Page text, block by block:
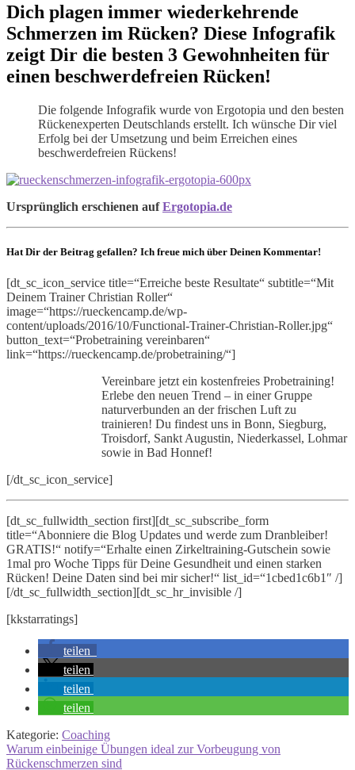
Dich plagen immer wiederkehrende
Schmerzen im Rücken? Diese Infografik
zeigt Dir die besten 3 Gewohnheiten für
einen beschwerdefreien Rücken!
Die folgende Infografik wurde von Ergotopia und den besten
Rückenexperten Deutschlands erstellt. Ich wünsche Dir viel
Erfolg bei der Umsetzung und beim Erreichen eines
beschwerdefreien Rückens!
Ursprünglich erschienen aufErgotopia.de
Hat Dir der Beitrag gefallen? Ich freue mich über Deinen Kommentar!
[dt_sc_icon_service title=“Erreiche beste Resultate“ subtitle=“Mit
Deinem Trainer Christian Roller“
image=“https://rueckencamp.de/wp-
content/uploads/2016/10/Functional-Trainer-Christian-Roller.jpg“
button_text=“Probetraining vereinbaren“
link=“https://rueckencamp.de/probetraining/“]
Vereinbare jetzt ein kostenfreies Probetraining!
Erlebe den neuen Trend – in einer Gruppe
naturverbunden an der frischen Luft zu
trainieren! Du findest uns in Bonn, Siegburg,
Troisdorf, Sankt Augustin, Niederkassel, Lohmar
sowie in Bad Honnef!
[/dt_sc_icon_service]
[dt_sc_fullwidth_section first][dt_sc_subscribe_form
title=“Abonniere die Blog Updates und werde zum Dranbleiber!
GRATIS!“ notify=“Erhalte einen Zirkeltraining-Gutschein sowie
1mal pro Woche Tipps für Deine Gesundheit und einen starken
Rücken! Deine Daten sind bei mir sicher!“ list_id=“1cbed1c6b1″ /]
[/dt_sc_fullwidth_section][dt_sc_hr_invisible /]
[kkstarratings]
teilen
teilen
teilen
teilen
Kategorie: Coaching
Beitragsnavigation
Vorheriger
Beitrag:
Warum einbeinige Übungen ideal zur Vorbeugung von
Rückenschmerzen sind